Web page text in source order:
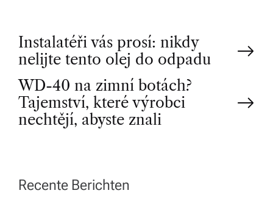
P
o
s
n
Instalatéři vás prosí: nikdy
nelijte tento olej do odpadu
WD-40 na zimní botách?
Tajemství, které výrobci
nechtějí, abyste znali
Recente Berichten